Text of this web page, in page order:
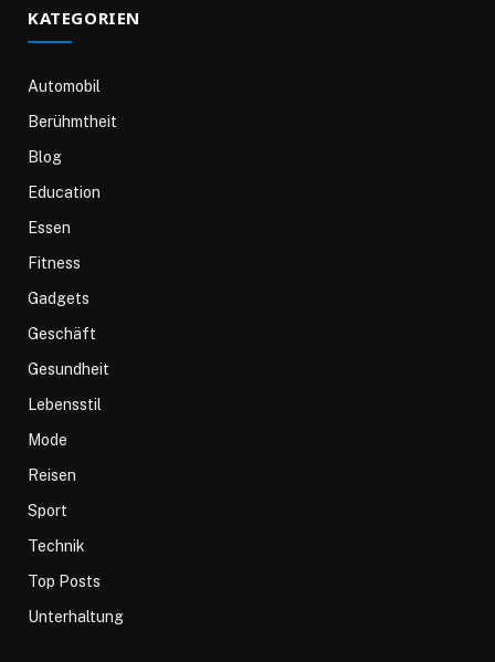
KATEGORIEN
Automobil
Berühmtheit
Blog
Education
Essen
Fitness
Gadgets
Geschäft
Gesundheit
Lebensstil
Mode
Reisen
Sport
Technik
Top Posts
Unterhaltung